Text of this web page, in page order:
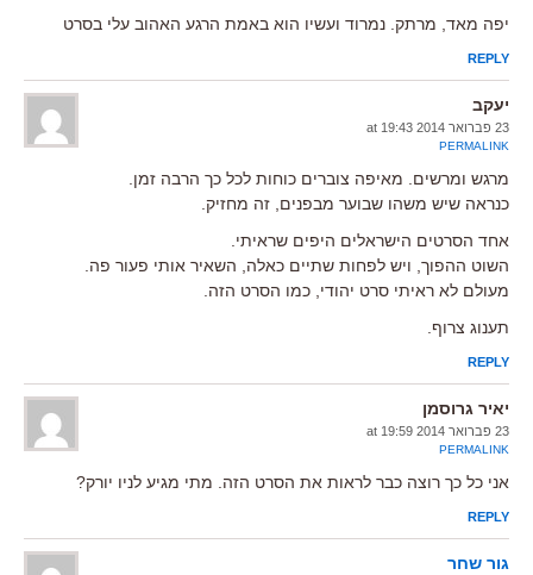
יפה מאד, מרתק. נמרוד ועשיו הוא באמת הרגע האהוב עלי בסרט
REPLY
יעקב
23 פברואר 2014 at 19:43
PERMALINK
מרגש ומרשים. מאיפה צוברים כוחות לכל כך הרבה זמן.
כנראה שיש משהו שבוער מבפנים, זה מחזיק.
אחד הסרטים הישראלים היפים שראיתי.
השוט ההפוך, ויש לפחות שתיים כאלה, השאיר אותי פעור פה.
מעולם לא ראיתי סרט יהודי, כמו הסרט הזה.
תענוג צרוף.
REPLY
יאיר גרוסמן
23 פברואר 2014 at 19:59
PERMALINK
אני כל כך רוצה כבר לראות את הסרט הזה. מתי מגיע לניו יורק?
REPLY
גור שחר